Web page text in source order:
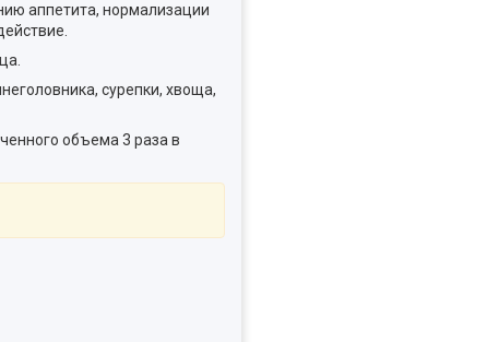
аппетита, нормализации
сурепки, хвоща,
объема 3 раза в